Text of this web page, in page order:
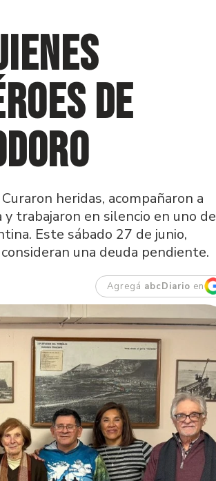
de
heridas, acompañaron a
trabajaron en silencio en uno de
Este sábado 27 de junio,
una deuda pendiente.
Agregá abcDiario en